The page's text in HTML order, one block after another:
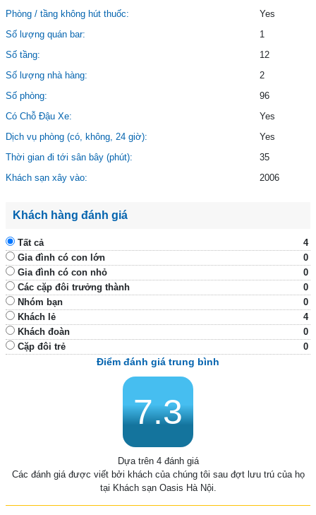
Phòng / tầng không hút thuốc:
Yes
Số lượng quán bar:
1
Số tầng:
12
Số lượng nhà hàng:
2
Số phòng:
96
Có Chỗ Đậu Xe:
Yes
Dịch vụ phòng (có, không, 24 giờ):
Yes
Thời gian đi tới sân bây (phút):
35
Khách sạn xây vào:
2006
Khách hàng đánh giá
Tất cả
4
Gia đình có con lớn
0
Gia đình có con nhỏ
0
Các cặp đôi trưởng thành
0
Nhóm bạn
0
Khách lẻ
4
Khách đoàn
0
Cặp đôi trẻ
0
Điểm đánh giá trung bình
7.3
Dựa trên 4 đánh giá
Các đánh giá được viết bởi khách của chúng tôi sau đợt lưu trú của họ
tại Khách sạn Oasis Hà Nội.